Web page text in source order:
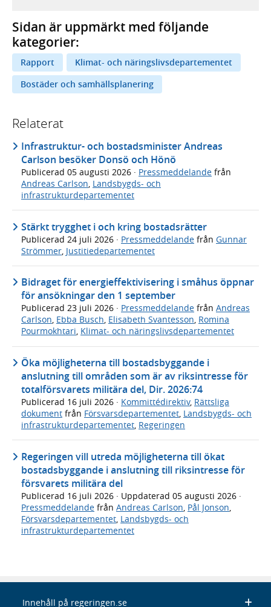
Sidan är uppmärkt med följande
kategorier:
Rapport
Klimat- och näringslivsdepartementet
Bostäder och samhällsplanering
Relaterat
Infrastruktur- och bostadsminister Andreas
Carlson besöker Donsö och Hönö
Publicerad 05 augusti 2026 · Pressmeddelande från
Andreas Carlson, Landsbygds- och
infrastrukturdepartementet
Stärkt trygghet i och kring bostadsrätter
Publicerad 24 juli 2026 · Pressmeddelande från Gunnar
Strömmer Justitiedepartementet
Bidraget för energieffektivisering i småhus öppnar
för ansökningar den 1 september
Publicerad 23 juli 2026 · Pressmeddelande från Andreas
Carlson, Ebba Busch, Elisabeth Svantesson, Romina
Pourmokhtari, Klimat- och näringslivsdepartementet
Öka möjligheterna till bostadsbyggande i
anslutning till områden som är av riksintresse för
totalförsvarets militära del, Dir. 2026:74
Publicerad 16 juli 2026 · Kommittédirektiv, Rättsliga
dokument från Försvarsdepartementet, Landsbygds- och
infrastrukturdepartementet, Regeringen
Regeringen vill utreda möjligheterna till ökat
bostadsbyggande i anslutning till riksintresse för
försvarets militära del
Publicerad 16 juli 2026 · Uppdaterad 05 augusti 2026 ·
Pressmeddelande från Andreas Carlson Pål Jonson
Försvarsdepartementet Landsbygds- och
infrastrukturdepartementet
Innehåll på regeringen.se